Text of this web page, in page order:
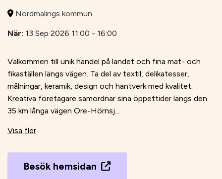
Nordmalings kommun
När: 13 Sep 2026 11:00 - 16:00
Välkommen till unik handel på landet och fina mat- och
fikaställen längs vägen. Ta del av textil, delikatesser,
målningar, keramik, design och hantverk med kvalitet.
Kreativa företagare samordnar sina öppettider längs den
35 km långa vägen Öre-Hörnsj...
Visa fler
Besök hemsidan